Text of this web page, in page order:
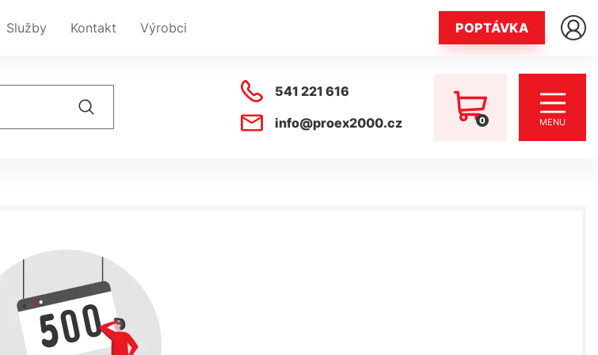
Služby Kontakt Výrobci POPTÁVKA
541 221 616
info@proex2000.cz
0 MENU